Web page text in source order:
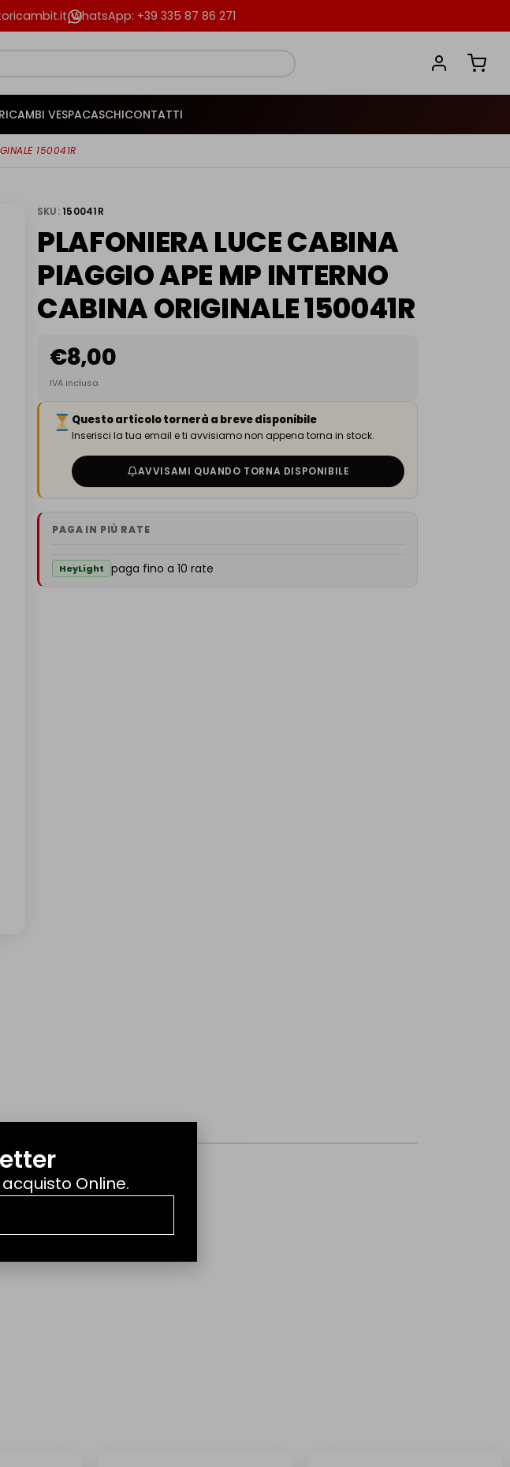
WhatsApp: +39 335 87 86 271
VESPACASCHICONTATTI
150041R
SKU:150041R
PLAFONIERA LUCE CABINA
PIAGGIO APE MP INTERNO
CABINA ORIGINALE 150041R
€8,00
IVA inclusa
Questo articolo tornerà a breve disponibile
Inserisci la tua email e ti avvisiamo non appena torna in stock.
AVVISAMI QUANDO TORNA DISPONIBILE
PAGA IN PIÙ RATE
HeyLight paga fino a 10 rate
Online.